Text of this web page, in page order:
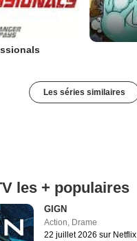
Les séries similaires
les + populaires
GIGN
Action, Drame
22 juillet 2026 sur Netflix